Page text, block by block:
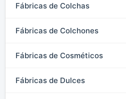
Fábricas de Colchas
Fábricas de Colchones
Fábricas de Cosméticos
Fábricas de Dulces